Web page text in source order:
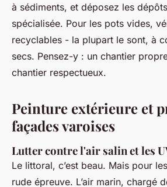
à sédiments, et déposez les
spécialisée. Pour les pots vides,
recyclables - la plupart le sont, à
secs. Pensez-y : un chantier
chantier respectueux.
Peinture extérieure et
façades varoises
Lutter contre l'air salin et les
Le littoral, c’est beau. Mais pour
rude épreuve. L’air marin, chargé